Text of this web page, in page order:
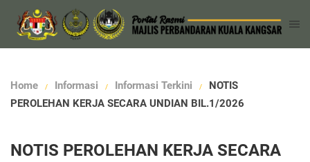
Home Informasi Informasi Terkini
NOTIS
PEROLEHAN KERJA SECARA UNDIAN BIL.1/2026
NOTIS PEROLEHAN KERJA SECARA